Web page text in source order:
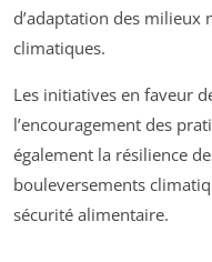
d’adaptation des milieux
climatiques.
Les initiatives en faveur
l’encouragement des
également la résilience
bouleversements
sécurité alimentaire.